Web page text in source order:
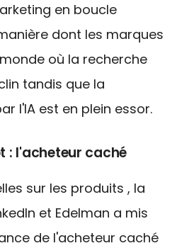
en boucle
dont les marques
où la recherche
tandis que la
l'IA est en plein essor.
: l'acheteur caché
sur les produits , la
et Edelman a mis
de l'acheteur caché